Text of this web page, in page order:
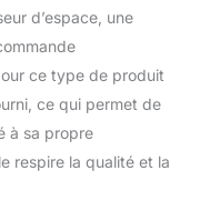
gauche
de qualité
avec système
InFino,
kit de
plans de
de 28 mm
d’espace, une
ce type de produit
ce qui permet de
à sa propre
respire la qualité et la